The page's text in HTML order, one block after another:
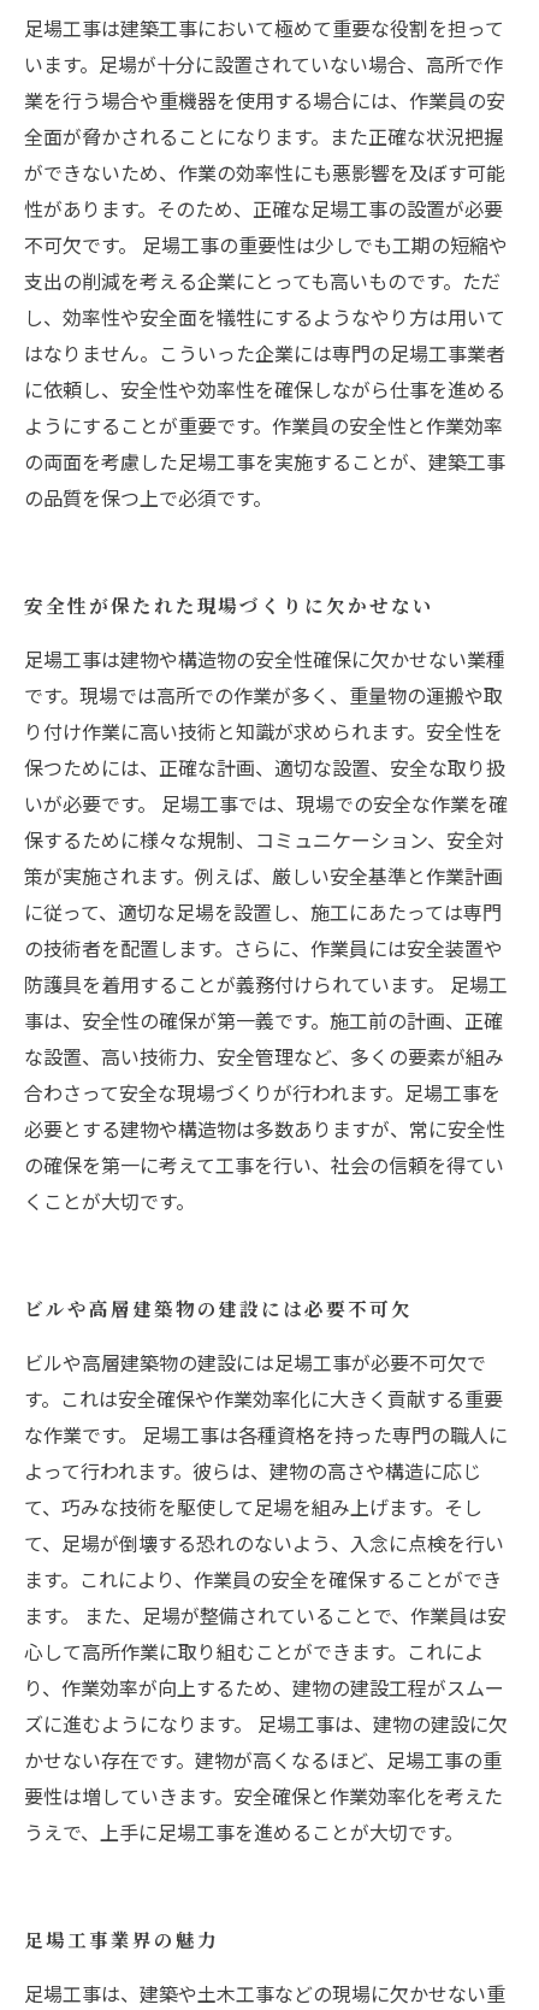
足場工事は建築工事において極めて重要な役割を担って
います。足場が十分に設置されていない場合、高所で作
業を行う場合や重機器を使用する場合には、作業員の安
全面が脅かされることになります。また正確な状況把握
ができないため、作業の効率性にも悪影響を及ぼす可能
性があります。そのため、正確な足場工事の設置が必要
不可欠です。 足場工事の重要性は少しでも工期の短縮や
支出の削減を考える企業にとっても高いものです。ただ
し、効率性や安全面を犠牲にするようなやり方は用いて
はなりません。こういった企業には専門の足場工事業者
に依頼し、安全性や効率性を確保しながら仕事を進める
ようにすることが重要です。作業員の安全性と作業効率
の両面を考慮した足場工事を実施することが、建築工事
の品質を保つ上で必須です。
安全性が保たれた現場づくりに欠かせない
足場工事は建物や構造物の安全性確保に欠かせない業種
です。現場では高所での作業が多く、重量物の運搬や取
り付け作業に高い技術と知識が求められます。安全性を
保つためには、正確な計画、適切な設置、安全な取り扱
いが必要です。 足場工事では、現場での安全な作業を確
保するために様々な規制、コミュニケーション、安全対
策が実施されます。例えば、厳しい安全基準と作業計画
に従って、適切な足場を設置し、施工にあたっては専門
の技術者を配置します。さらに、作業員には安全装置や
防護具を着用することが義務付けられています。 足場工
事は、安全性の確保が第一義です。施工前の計画、正確
な設置、高い技術力、安全管理など、多くの要素が組み
合わさって安全な現場づくりが行われます。足場工事を
必要とする建物や構造物は多数ありますが、常に安全性
の確保を第一に考えて工事を行い、社会の信頼を得てい
くことが大切です。
ビルや高層建築物の建設には必要不可欠
ビルや高層建築物の建設には足場工事が必要不可欠で
す。これは安全確保や作業効率化に大きく貢献する重要
な作業です。 足場工事は各種資格を持った専門の職人に
よって行われます。彼らは、建物の高さや構造に応じ
て、巧みな技術を駆使して足場を組み上げます。そし
て、足場が倒壊する恐れのないよう、入念に点検を行い
ます。これにより、作業員の安全を確保することができ
ます。 また、足場が整備されていることで、作業員は安
心して高所作業に取り組むことができます。これによ
り、作業効率が向上するため、建物の建設工程がスムー
ズに進むようになります。 足場工事は、建物の建設に欠
かせない存在です。建物が高くなるほど、足場工事の重
要性は増していきます。安全確保と作業効率化を考えた
うえで、上手に足場工事を進めることが大切です。
足場工事業界の魅力
足場工事は、建築や土木工事などの現場に欠かせない重